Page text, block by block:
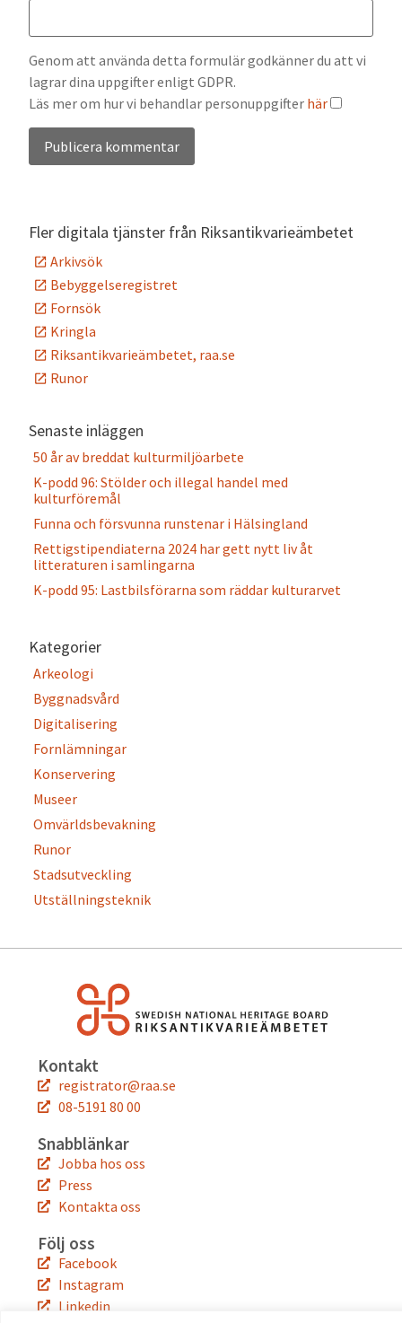
Genom att använda detta formulär godkänner du att vi
lagrar dina uppgifter enligt GDPR.
Läs mer om hur vi behandlar personuppgifter här
Fler digitala tjänster från Riksantikvarieämbetet
Arkivsök
Bebyggelseregistret
Fornsök
Kringla
Riksantikvarieämbetet, raa.se
Runor
Senaste inläggen
50 år av breddat kulturmiljöarbete
K-podd 96: Stölder och illegal handel med
kulturföremål
Funna och försvunna runstenar i Hälsingland
Rettigstipendiaterna 2024 har gett nytt liv åt
litteraturen i samlingarna
K-podd 95: Lastbilsförarna som räddar kulturarvet
Kategorier
Arkeologi
Byggnadsvård
Digitalisering
Fornlämningar
Konservering
Museer
Omvärldsbevakning
Runor
Stadsutveckling
Utställningsteknik
Kontakt
registrator@raa.se
08-5191 80 00
Snabblänkar
Jobba hos oss
Press
Kontakta oss
Följ oss
Facebook
Instagram
Linkedin